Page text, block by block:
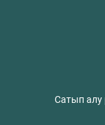
Сатып алу